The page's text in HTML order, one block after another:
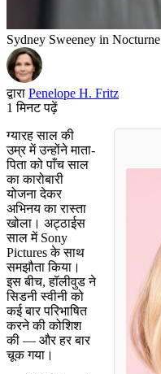
Sydney Sweeney in Nocturne
द्वारा Penelope H. Fritz
1 मिनट पढ़ें
ग्यारह साल की
उम्र में उन्होंने माता-
पिता को पाँच साल
का कारोबारी
योजना देकर
अभिनय का रास्ता
खोला। अट्ठाईस
साल में Sony
Pictures के साथ
समझौता किया।
इस बीच, हॉलीवुड ने
सिडनी स्वीनी को
कई बार परिभाषित
करने की कोशिश
की — और हर बार
चूक गया।